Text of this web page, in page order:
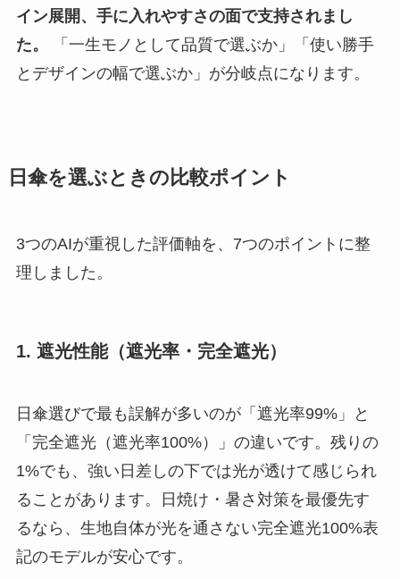
イン展開、手に入れやすさの面で支持されまし
た。
「一生モノとして品質で選ぶか」「使い勝手
とデザインの幅で選ぶか」が分岐点になります。
日傘を選ぶときの比較ポイント
3つのAIが重視した評価軸を、7つのポイントに整
理しました。
1. 遮光性能（遮光率・完全遮光）
日傘選びで最も誤解が多いのが「遮光率99%」と
「完全遮光（遮光率100%）」の違いです。残りの
1%でも、強い日差しの下では光が透けて感じられ
ることがあります。日焼け・暑さ対策を最優先す
るなら、生地自体が光を通さない完全遮光100%表
記のモデルが安心です。